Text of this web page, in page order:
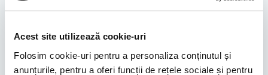
Acest site utilizează cookie-uri
Folosim cookie-uri pentru a personaliza conținutul și
anunțurile, pentru a oferi funcții de rețele sociale și pentru
Te-ai întrebat vreodată dacă există acțiuni
simple, pe care le poți iniția rapid și care au
efecte imediate asupra consumului de